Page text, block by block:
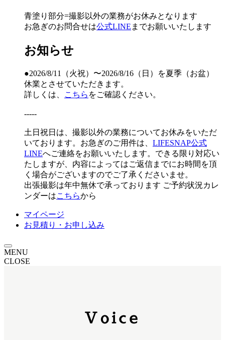
青塗り 部分=撮影以外の業務がお休みとなります
お急ぎのお問合せは公式LINE までお願いいたします
お知らせ
●2026/8/11（火祝）〜2026/8/16（日）を夏季（お盆）
休業とさせていただきます。
詳しくは、
こちら をご確認ください。
-----
土日祝日は、撮影以外の業務についてお休みをいただ
いております。お急ぎのご用件は、 LIFESNAP公式
LINEへご連絡をお願いいたします。できる限り対応い
たしますが、内容によってはご返信までにお時間を頂
く場合がございますのでご了承くださいませ。
出張撮影は年中無休で承っております ご予約状況カレ
ンダーはこちらから
マイページ
お見積り・お申し込み
MENU
CLOSE
Voice